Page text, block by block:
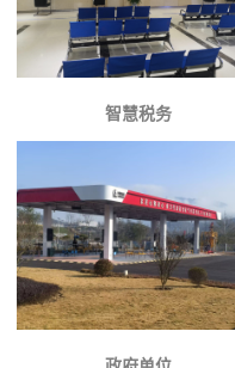
智慧税务